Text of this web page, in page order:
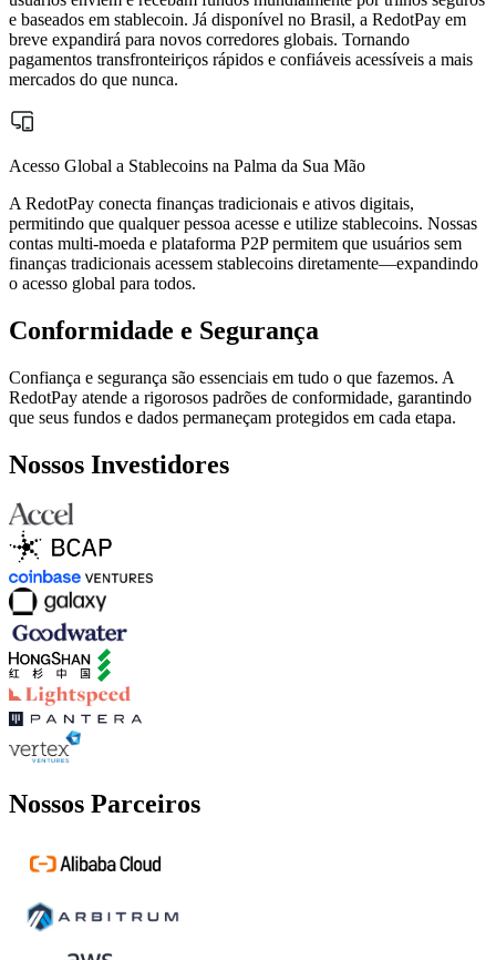
e baseados em stablecoin. Já disponível no Brasil, a RedotPay em
breve expandirá para novos corredores globais. Tornando
pagamentos transfronteiriços rápidos e confiáveis acessíveis a mais
mercados do que nunca.
Acesso Global a Stablecoins na Palma da Sua Mão
A RedotPay conecta finanças tradicionais e ativos digitais,
permitindo que qualquer pessoa acesse e utilize stablecoins. Nossas
contas multi-moeda e plataforma P2P permitem que usuários sem
finanças tradicionais acessem stablecoins diretamente—expandindo
o acesso global para todos.
Conformidade e Segurança
Confiança e segurança são essenciais em tudo o que fazemos. A
RedotPay atende a rigorosos padrões de conformidade, garantindo
que seus fundos e dados permaneçam protegidos em cada etapa.
Nossos Investidores
Nossos Parceiros